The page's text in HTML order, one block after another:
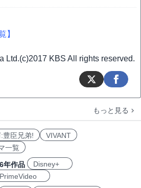
】
Ltd.(c)2017 KBS All rights reserved.
もっと見る
豊臣兄弟!
VIVANT
一覧
年作品
Disney+
PrimeVideo